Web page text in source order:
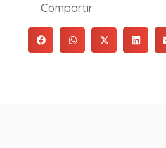
Compartir